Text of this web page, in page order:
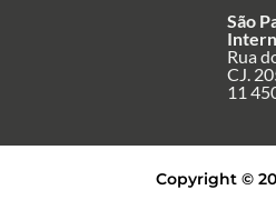
São
Rua
CJ.
11
Copyright ©